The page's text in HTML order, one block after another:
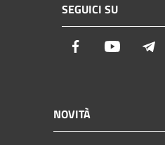
SEGUICI SU
Facebook Youtube
NOVITÀ